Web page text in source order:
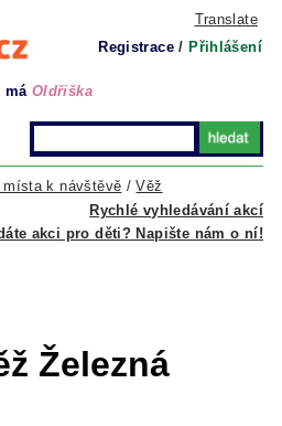
Translate
Registrace / Přihlášení
má Oldřiška
Rychlé vyhledávání akcí
místa k návštěvě /Věž
akci pro děti? Napište nám o ní!
Železná